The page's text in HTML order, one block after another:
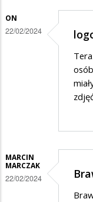
burzyć…
w
na
ON
22/02/2024
MARCIN
MARCZAK
22/02/2024